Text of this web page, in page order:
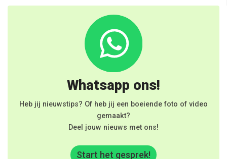
Whatsapp ons!
Heb jij nieuwstips? Of heb jij een boeiende foto of video
gemaakt?
Deel jouw nieuws met ons!
Start het gesprek!